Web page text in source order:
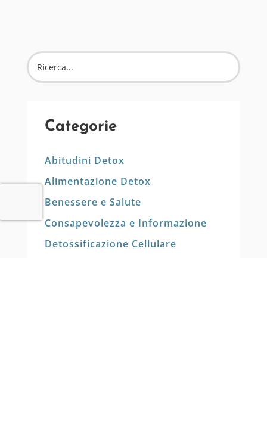
Categorie
Abitudini Detox
Alimentazione Detox
Benessere e Salute
Consapevolezza e Informazione
Detossificazione Cellulare